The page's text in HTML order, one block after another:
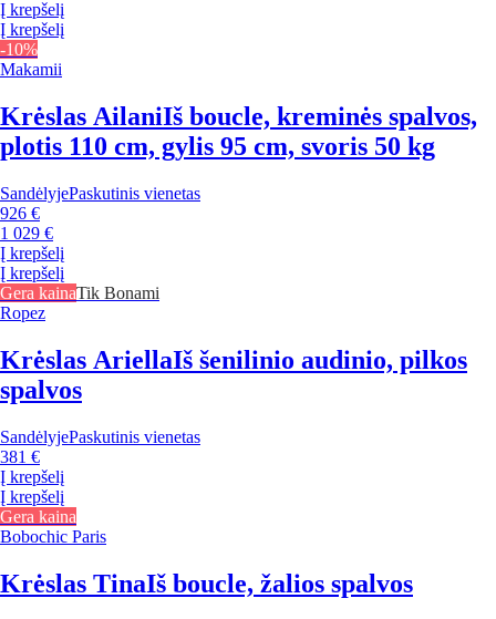
Į krepšelį
Į krepšelį
-10%
Makamii
Krėslas AilaniIš boucle, kreminės spalvos,
plotis 110 cm, gylis 95 cm, svoris 50 kg
SandėlyjePaskutinis vienetas
926 €
1 029 €
Į krepšelį
Į krepšelį
Gera kainaTik Bonami
Ropez
Krėslas AriellaIš šenilinio audinio, pilkos
spalvos
SandėlyjePaskutinis vienetas
381 €
Į krepšelį
Į krepšelį
Gera kaina
Bobochic Paris
Krėslas TinaIš boucle, žalios spalvos